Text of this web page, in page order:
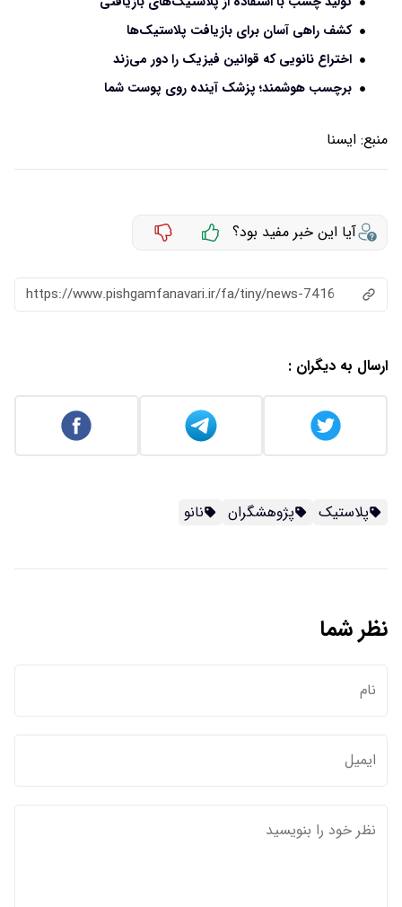
کشف راهی آسان برای بازیافت پلاستیک‌ها
اختراع نانویی که قوانین فیزیک را دور می‌زند
برچسب هوشمند؛ پزشک آینده روی پوست شما
منبع: ايسنا
آیا این خبر مفید بود؟
https://www.pishgamfanavari.ir/fa/tiny/news-7416
ارسال به دیگران :
پلاستیک پژوهشگران نانو
نظر شما